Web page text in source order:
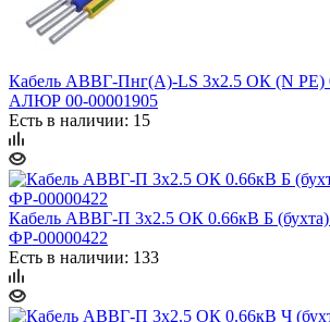
Кабель АВВГ-Пнг(А)-LS 3х2.5 ОК (N PE)
АЛЮР 00-00001905
Есть в наличии: 15
Кабель АВВГ-П 3х2.5 ОК 0.66кВ Б
ФР-00000422
Есть в наличии: 133